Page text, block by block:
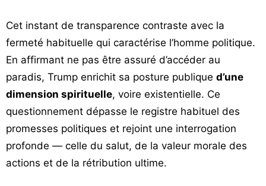
Cet instant de transparence contraste avec la
fermeté habituelle qui caractérise l’homme politique.
En affirmant ne pas être assuré d’accéder au
paradis, Trump enrichit sa posture publique d’une
dimension spirituelle, voire existentielle. Ce
questionnement dépasse le registre habituel des
promesses politiques et rejoint une interrogation
profonde — celle du salut, de la valeur morale des
actions et de la rétribution ultime.